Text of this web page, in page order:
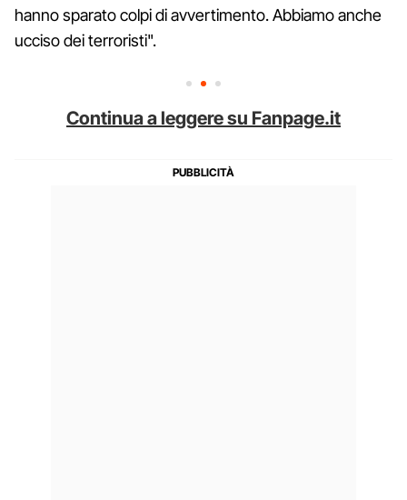
hanno sparato colpi di avvertimento. Abbiamo anche
ucciso dei terroristi".
Continua a leggere su Fanpage.it